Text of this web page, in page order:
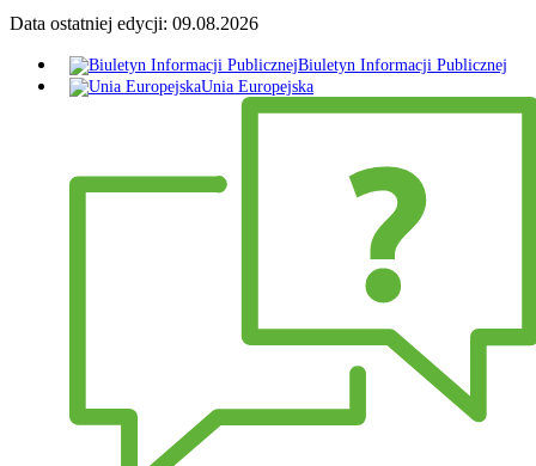
Data ostatniej edycji: 09.08.2026
Biuletyn Informacji Publicznej
Unia Europejska